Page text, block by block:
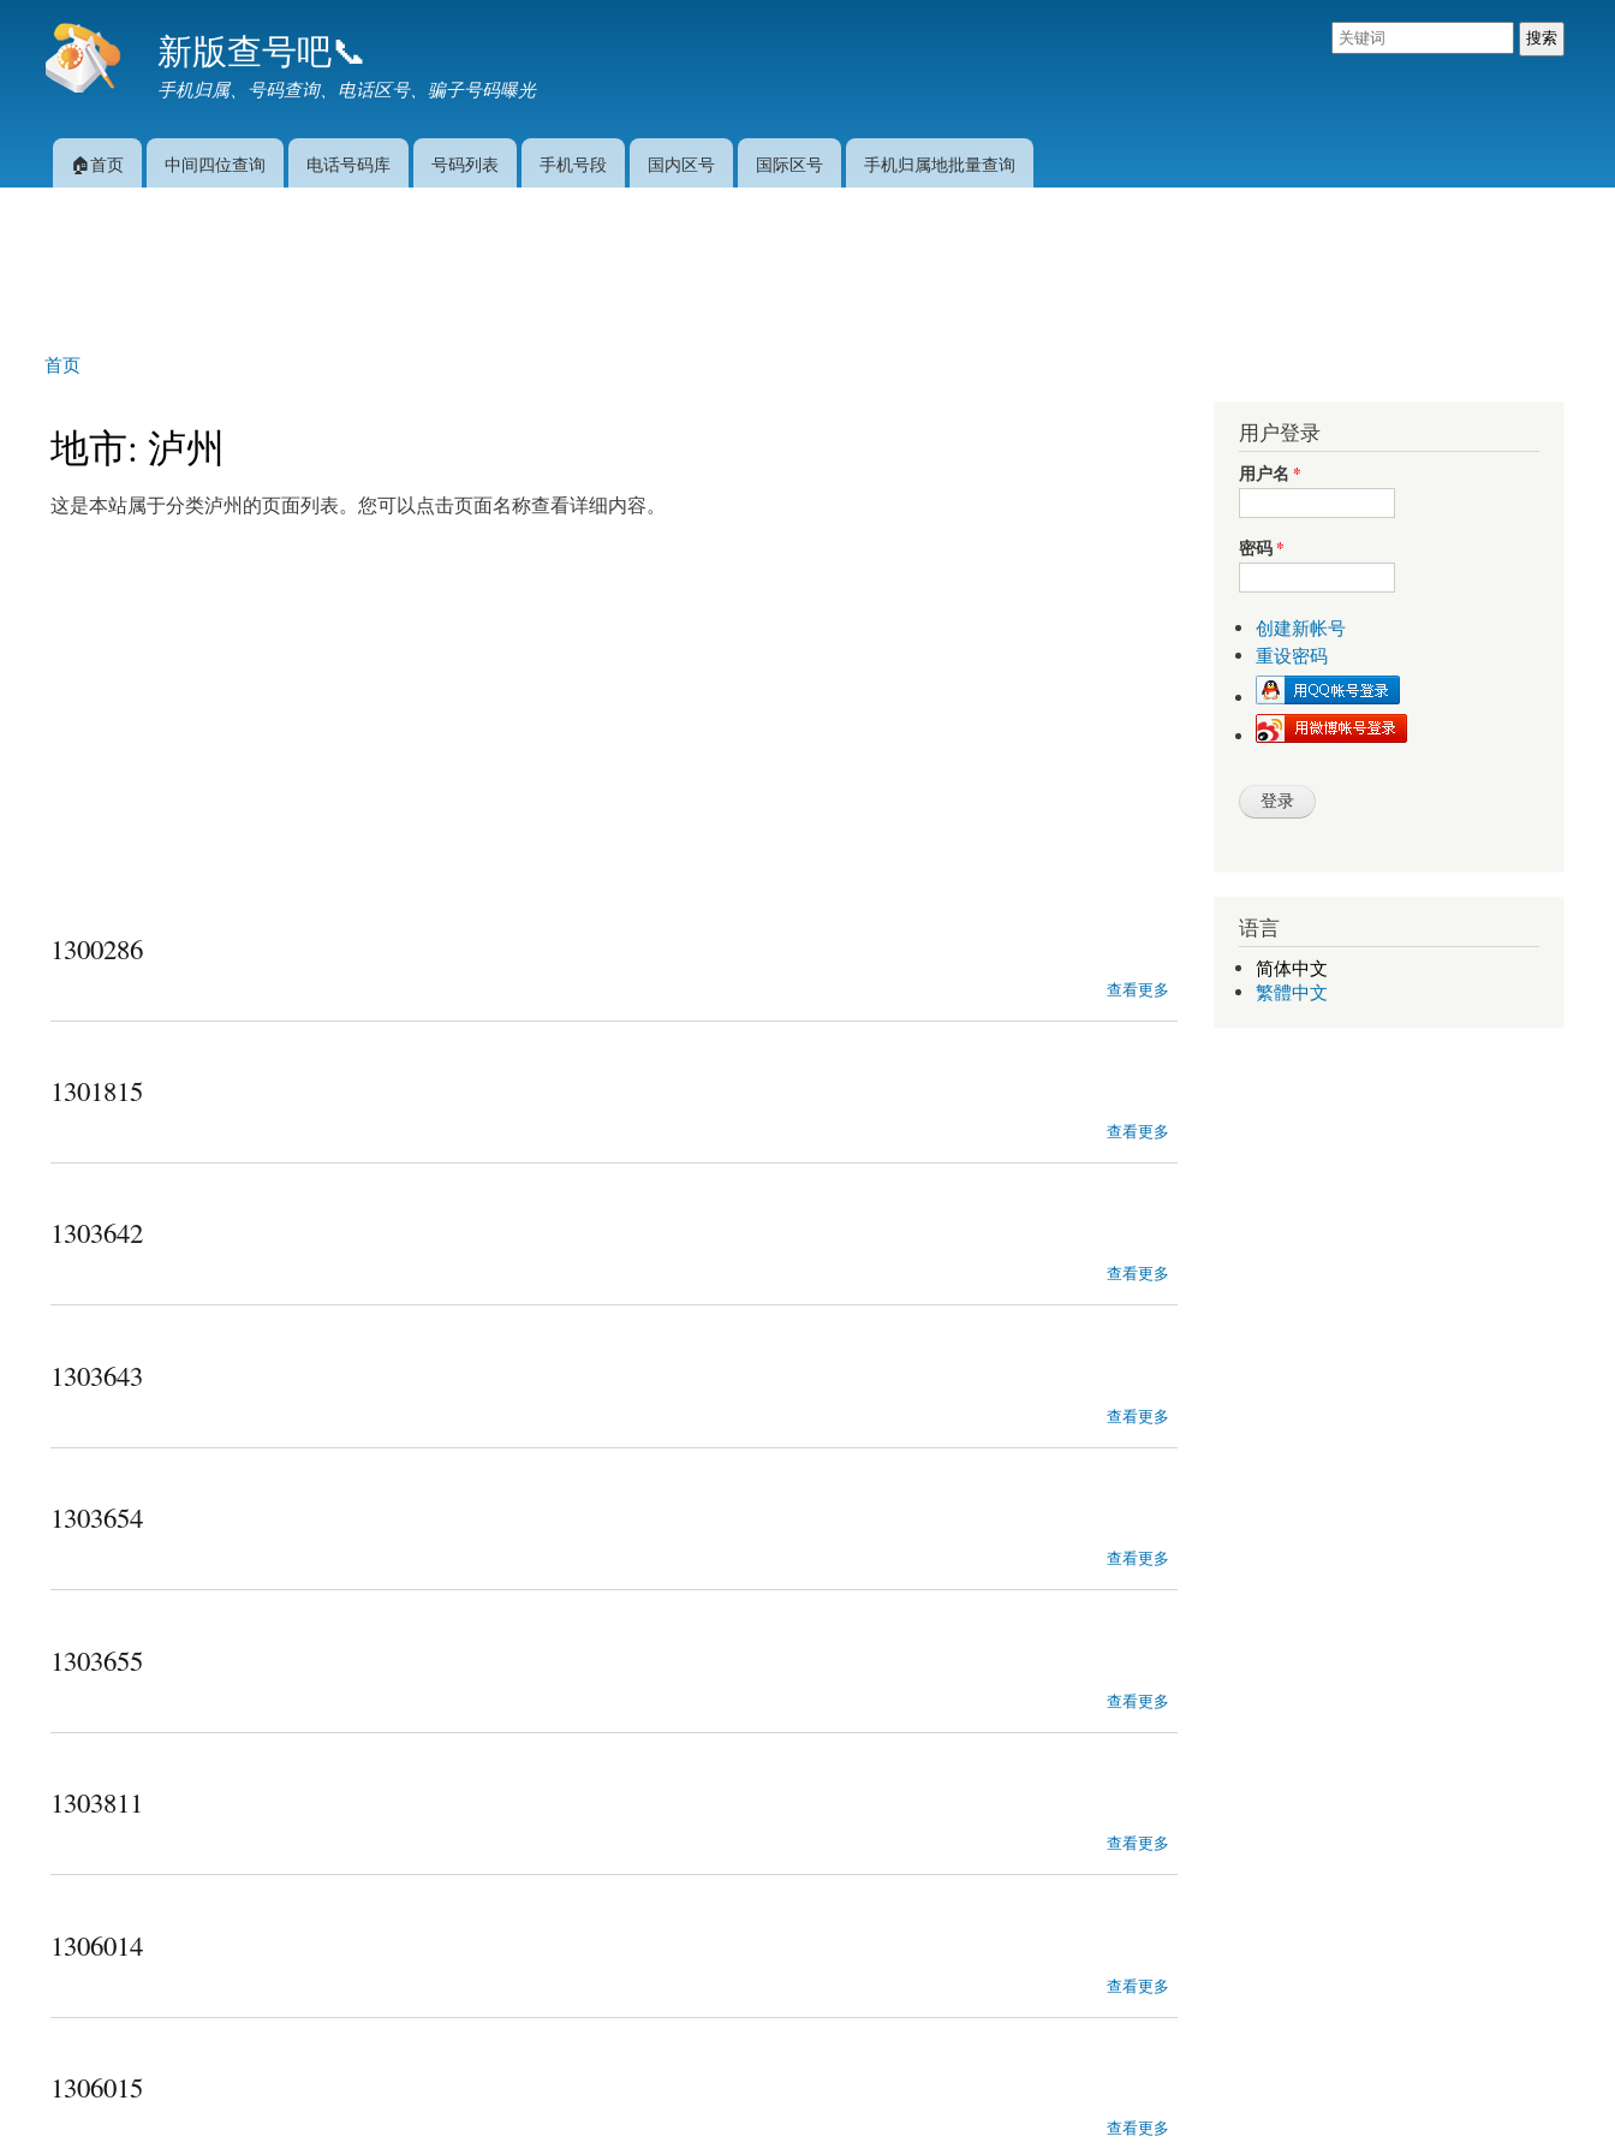
要
新版查号吧📞
手机归属、号码查询、电话区号、骗子号码曝光
主菜单🏠首页 中间四位查询 电话号码库 号码列表 手机号段 国内区号 国际区号 手机归属地批量查询
你在这里
首页
地市: 泸州
这是本站属于分类泸州的页面列表。您可以点击页面名称查看详细内容。
1300286
查看更多
1301815
查看更多
1303642
查看更多
1303643
查看更多
1303654
查看更多
1303655
查看更多
1303811
查看更多
1306014
查看更多
1306015
查看更多
用户登录
用户名 *
密码*
创建新帐号
重设密码
语言
简体中文
繁體中文